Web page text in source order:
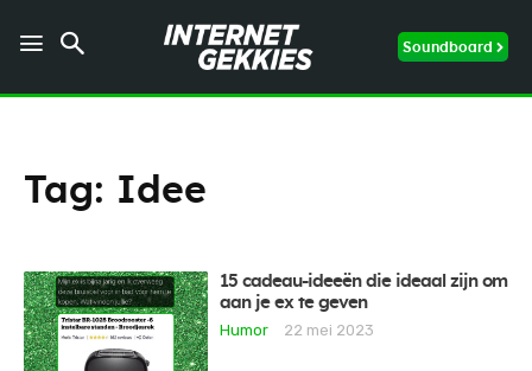
Soundboard
Tag: Idee
15 cadeau-ideeën die ideaal zijn om
aan je ex te geven
Humor
22 mei 2023